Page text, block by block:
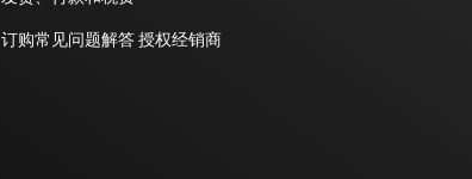
订购常见问题解答授权经销商